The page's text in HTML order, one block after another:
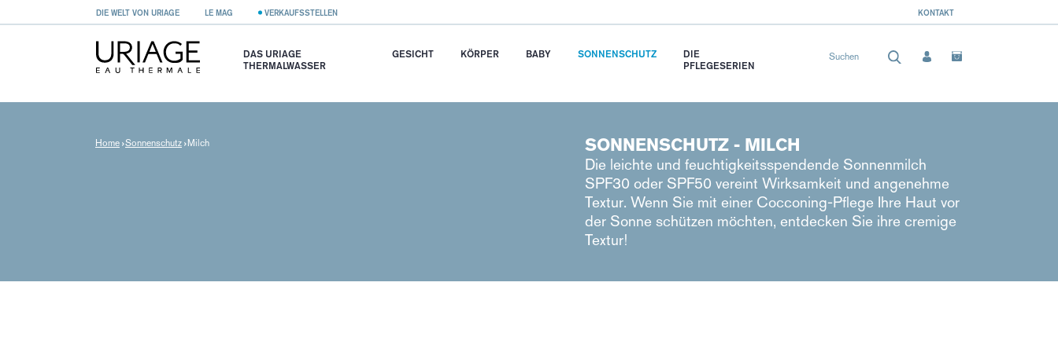
DIE WELT VON URIAGE LE MAG VERKAUFSSTELLEN KONTAKT
DAS URIAGE
THERMALWASSER
GESICHT KÖRPER BABY SONNENSCHUTZ
DIE
PFLEGESERIEN
Home Sonnenschutz Milch SONNENSCHUTZ - MILCH
Die leichte und feuchtigkeitsspendende Sonnenmilch
SPF30 oder SPF50 vereint Wirksamkeit und angenehme
Textur. Wenn Sie mit einer Cocconing-Pflege Ihre Haut vor
der Sonne schützen möchten, entdecken Sie ihre cremige
Textur!